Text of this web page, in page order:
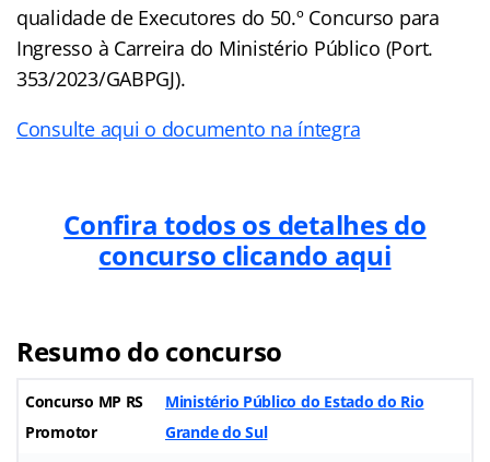
qualidade de Executores do 50.º Concurso para
Ingresso à Carreira do Ministério Público (Port.
353/2023/GABPGJ).
Consulte aqui o documento na íntegra
Confira todos os detalhes do
concurso clicando aqui
Resumo do concurso
Concurso MP RS
Promotor
Ministério Público do Estado do Rio
Grande do Sul